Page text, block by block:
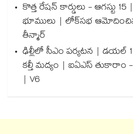
కొత్త రేషన్ కార్డులు - ఆగస్టు
భూములు | లోక్‌సభ ఆమోదించిన
తీన్మార్
ఢిల్లీలో సీఎం పర్యటన | డయల్
కల్తీ మద్యం | ఐఏఎస్ తుకారాం -
| V6